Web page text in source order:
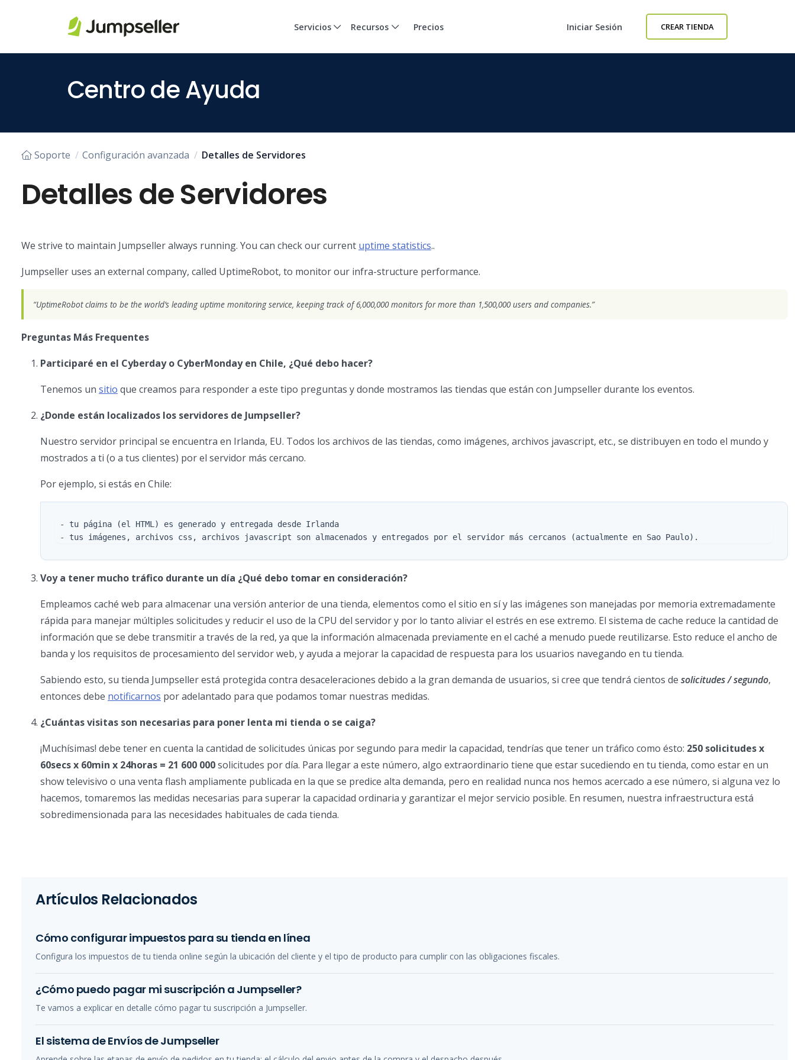
Saltar al contenido principal
Servicios Recursos Precios Iniciar Sesión CREAR TIENDA
Centro de Ayuda
Soporte Configuración avanzada Detalles de Servidores
Detalles de Servidores
We strive to maintain Jumpseller always running. You can check our current uptime statistics..
Jumpseller uses an external company, called UptimeRobot, to monitor our infra-structure performance.
“UptimeRobot claims to be the world’s leading uptime monitoring service, keeping track of 6,000,000 monitors for more than 1,500,000 users and companies.”
Preguntas Más Frequentes
Participaré en el Cyberday o CyberMonday en Chile, ¿Qué debo hacer?
Tenemos un sitio que creamos para responder a este tipo preguntas y donde mostramos las tiendas que están con Jumpseller durante los eventos.
¿Donde están localizados los servidores de Jumpseller?
Nuestro servidor principal se encuentra en Irlanda, EU. Todos los archivos de las tiendas, como imágenes, archivos javascript, etc., se distribuyen en todo el mundo y
mostrados a ti (o a tus clientes) por el servidor más cercano.
Por ejemplo, si estás en Chile:
- tu página (el HTML) es generado y entregada desde Irlanda
Voy a tener mucho tráfico durante un día ¿Qué debo tomar en consideración?
Empleamos caché web para almacenar una versión anterior de una tienda, elementos como el sitio en sí y las imágenes son manejadas por memoria extremadamente
rápida para manejar múltiples solicitudes y reducir el uso de la CPU del servidor y por lo tanto aliviar el estrés en ese extremo. El sistema de cache reduce la cantidad de
información que se debe transmitir a través de la red, ya que la información almacenada previamente en el caché a menudo puede reutilizarse. Esto reduce el ancho de
banda y los requisitos de procesamiento del servidor web, y ayuda a mejorar la capacidad de respuesta para los usuarios navegando en tu tienda.
Sabiendo esto, su tienda Jumpseller está protegida contra desaceleraciones debido a la gran demanda de usuarios, si cree que tendrá cientos de solicitudes / segundo,
entonces debe notificarnos por adelantado para que podamos tomar nuestras medidas.
¿Cuántas visitas son necesarias para poner lenta mi tienda o se caiga?
¡Muchísimas! debe tener en cuenta la cantidad de solicitudes únicas por segundo para medir la capacidad, tendrías que tener un tráfico como ésto: 250 solicitudes x
60secs x 60min x 24horas = 21 600 000solicitudes por día. Para llegar a este número, algo extraordinario tiene que estar sucediendo en tu tienda, como estar en un
show televisivo o una venta flash ampliamente publicada en la que se predice alta demanda, pero en realidad nunca nos hemos acercado a ese número, si alguna vez lo
hacemos, tomaremos las medidas necesarias para superar la capacidad ordinaria y garantizar el mejor servicio posible. En resumen, nuestra infraestructura está
sobredimensionada para las necesidades habituales de cada tienda.
Artículos Relacionados
Cómo configurar impuestos para su tienda en línea
Configura los impuestos de tu tienda online según la ubicación del cliente y el tipo de producto para cumplir con las obligaciones fiscales.
¿Cómo puedo pagar mi suscripción a Jumpseller?
Te vamos a explicar en detalle cómo pagar tu suscripción a Jumpseller.
El sistema de Envíos de Jumpseller